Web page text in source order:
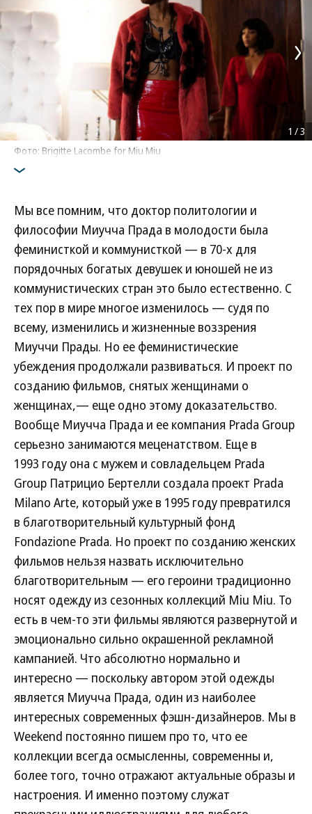
Фото: Brigitte Lacombe for Miu Miu
1 /3
Мы все помним, что доктор политологии и
философии Миучча Прада в молодости была
феминисткой и коммунисткой — в 70-х для
порядочных богатых девушек и юношей не из
коммунистических стран это было естественно. С
тех пор в мире многое изменилось — судя по
всему, изменились и жизненные воззрения
Миуччи Прады. Но ее феминистические
убеждения продолжали развиваться. И проект по
созданию фильмов, снятых женщинами о
женщинах,— еще одно этому доказательство.
Вообще Миучча Прада и ее компания Prada Group
серьезно занимаются меценатством. Еще в
1993 году она с мужем и совладельцем Prada
Group Патрицио Бертелли создала проект Prada
Milano Arte, который уже в 1995 году превратился
в благотворительный культурный фонд
Fondazione Prada. Но проект по созданию женских
фильмов нельзя назвать исключительно
благотворительным — его героини традиционно
носят одежду из сезонных коллекций Miu Miu. То
есть в чем-то эти фильмы являются развернутой и
эмоционально сильно окрашенной рекламной
кампанией. Что абсолютно нормально и
интересно — поскольку автором этой одежды
является Миучча Прада, один из наиболее
интересных современных фэшн-дизайнеров. Мы в
Weekend постоянно пишем про то, что ее
коллекции всегда осмысленны, современны и,
более того, точно отражают актуальные образы и
настроения. И именно поэтому служат